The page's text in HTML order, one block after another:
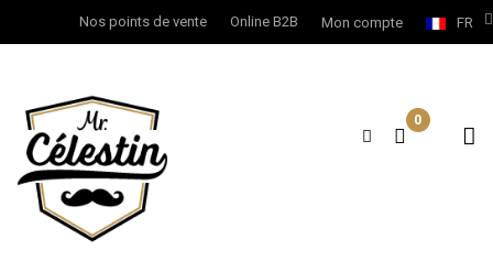
FR
Mon compte
Online B2B
Nos points de vente
0